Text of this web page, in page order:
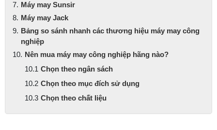
Máy may Sunsir
Máy may Jack
Bảng so sánh nhanh các thương hiệu máy may công
nghiệp
Nên mua máy may công nghiệp hãng nào?
Chọn theo ngân sách
Chọn theo mục đích sử dụng
Chọn theo chất liệu